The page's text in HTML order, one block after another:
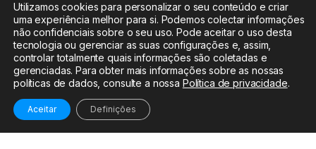
Chamada para a rede fixa
nacional
Electrónica:212
588 047
Informática:212
588 044
Utilizamos cookies para personalizar o seu conteúdo e criar
uma experiência melhor para si. Podemos colectar informações
não confidenciais sobre o seu uso. Pode aceitar o uso desta
tecnologia ou gerenciar as suas configurações e, assim,
controlar totalmente quais informações são coletadas e
gerenciadas. Para obter mais informações sobre as nossas
políticas de dados, consulte a nossa Política de privacidade.
Aceitar Definições